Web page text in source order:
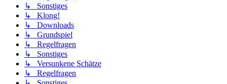
↳ Sonstiges
↳ Klong!
↳ Downloads
↳ Grundspiel
↳ Regelfragen
↳ Sonstiges
↳ Versunkene Schätze
↳ Regelfragen